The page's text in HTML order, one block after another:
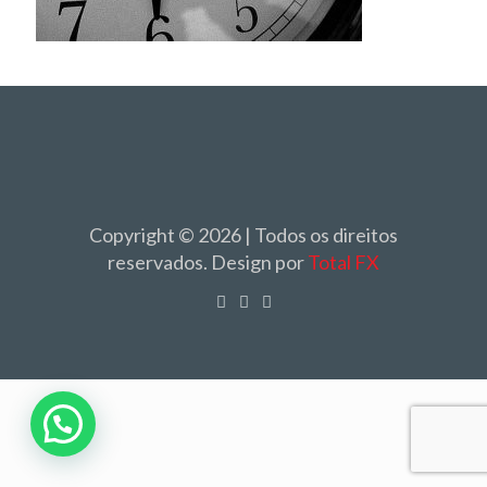
Copyright © 2026 | Todos os direitos
reservados. Design porTotal FX